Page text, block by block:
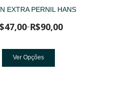
EXTRA PERNIL HANS
47,00–R$90,00
Ver Opções